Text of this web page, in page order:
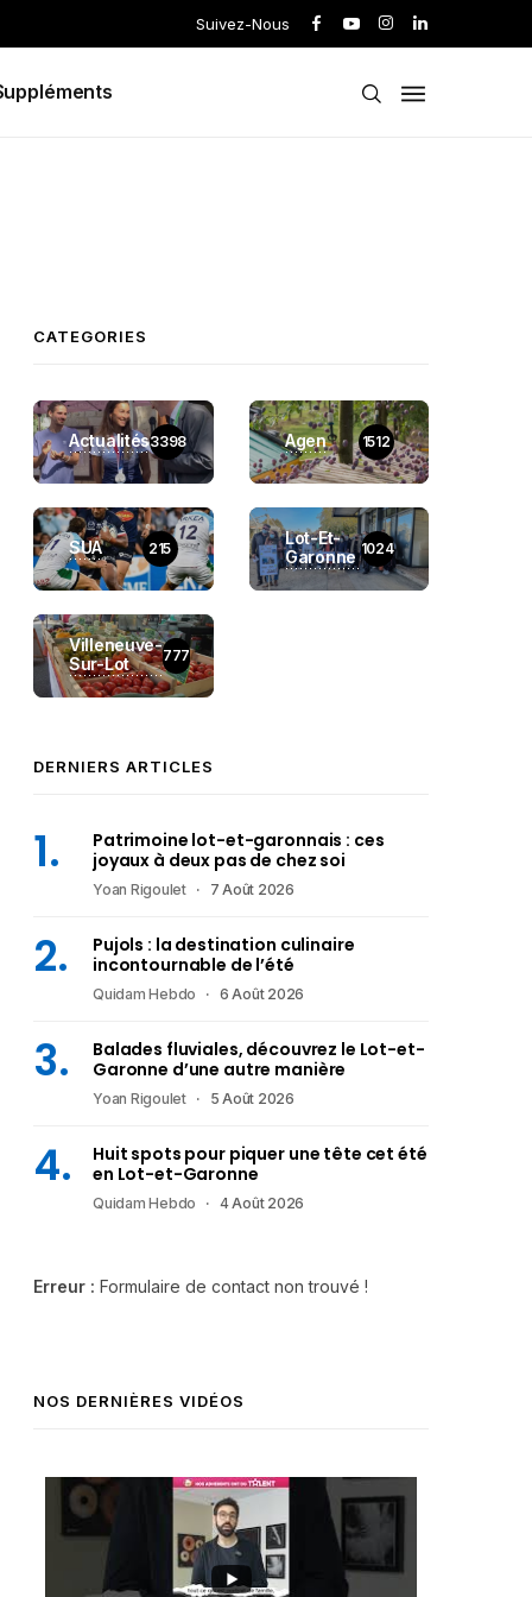
Suivez-Nous
CATEGORIES
Actualités3398 Agen 1512
SUA 215
Lot-Et-
Garonne 1024
Villeneuve-
Sur-Lot
777
DERNIERS ARTICLES
Patrimoine lot-et-garonnais : ces
joyaux à deux pas de chez soi
Yoan Rigoulet 7 Août 2026
Pujols : la destination culinaire
incontournable de l’été
Quidam Hebdo 6 Août 2026
Balades fluviales, découvrez le Lot-et-
Garonne d’une autre manière
Yoan Rigoulet 5 Août 2026
Huit spots pour piquer une tête cet été
en Lot-et-Garonne
Quidam Hebdo 4 Août 2026
Erreur : Formulaire de contact non trouvé !
NOS DERNIÈRES VIDÉOS